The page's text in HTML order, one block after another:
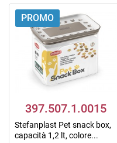
PROMO
397.507.1.0015
Stefanplast Pet snack box,
capacità 1,2 lt, colore...